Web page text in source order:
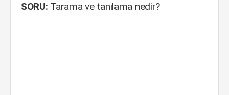
SORU: Tarama ve tanılama nedir?